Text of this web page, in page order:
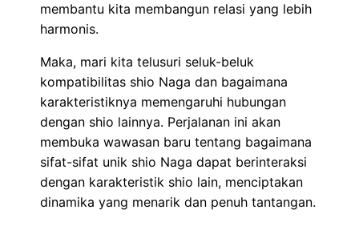
membantu kita membangun relasi yang lebih
harmonis.
Maka, mari kita telusuri seluk-beluk
kompatibilitas shio Naga dan bagaimana
karakteristiknya memengaruhi hubungan
dengan shio lainnya. Perjalanan ini akan
membuka wawasan baru tentang bagaimana
sifat-sifat unik shio Naga dapat berinteraksi
dengan karakteristik shio lain, menciptakan
dinamika yang menarik dan penuh tantangan.